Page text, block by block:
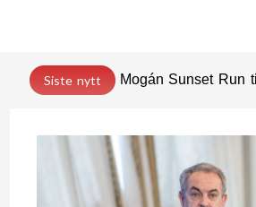
Siste nytt Mogán Sunset Run